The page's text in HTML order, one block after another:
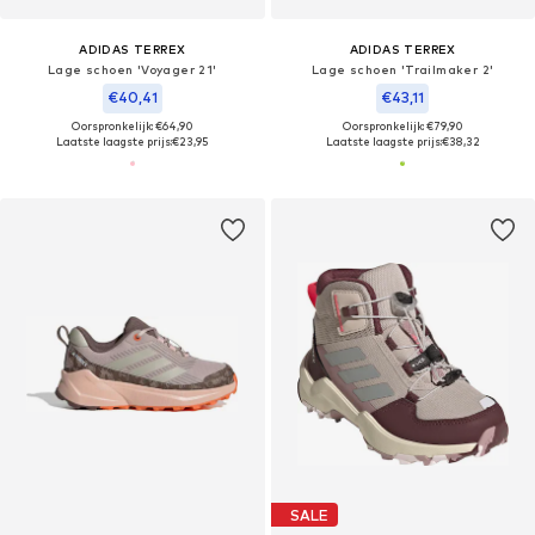
ADIDAS TERREX
Lage schoen 'Voyager 21'
€40,41
Oorspronkelijk: €64,90
Laatste laagste prijs:€23,95
ADIDAS TERREX
Lage schoen 'Trailmaker 2'
€43,11
Oorspronkelijk: €79,90
Laatste laagste prijs:€38,32
SALE